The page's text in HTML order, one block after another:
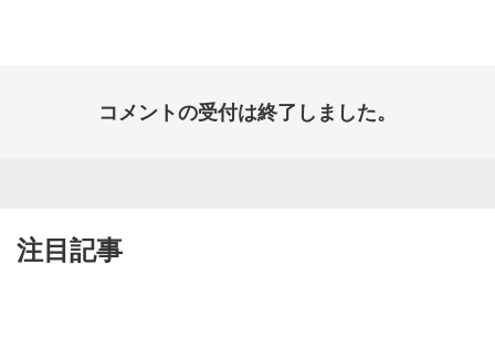
コメントの受付は終了しました。
注目記事